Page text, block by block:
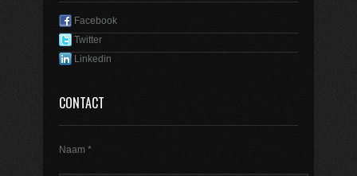
Facebook
Twitter
Linkedin
CONTACT
Naam *